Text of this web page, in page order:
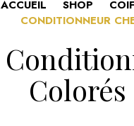
ACCUEIL SHOP
CONDITIONNEUR